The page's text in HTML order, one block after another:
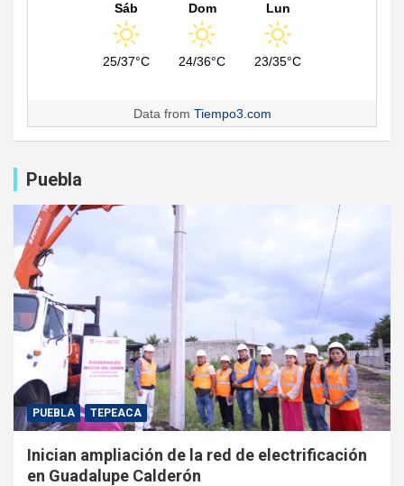
Sáb
25/37°C
Dom
24/36°C
Lun
23/35°C
Data from Tiempo3.com
Puebla
PUEBLA TEPEACA
Inician ampliación de la red de electrificación
en Guadalupe Calderón